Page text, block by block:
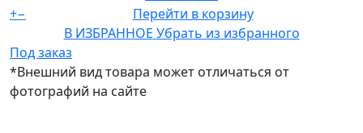
+−
Перейти в корзину
В ИЗБРАННОЕ Убрать из избранного
Под заказ
*Внешний вид товара может отличаться от
фотографий на сайте